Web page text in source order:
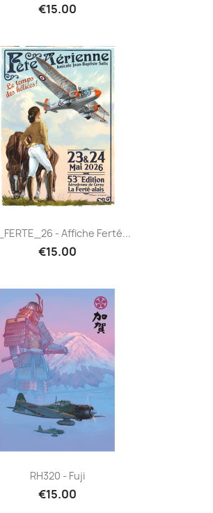
€15.00
- Affiche Ferté...
€15.00
RH320 - Fuji
€15.00